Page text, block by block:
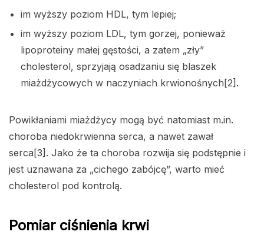
im wyższy poziom HDL, tym lepiej;
im wyższy poziom LDL, tym gorzej, ponieważ
lipoproteiny małej gęstości, a zatem „zły”
cholesterol, sprzyjają osadzaniu się blaszek
miażdżycowych w naczyniach krwionośnych[2].
Powikłaniami miażdżycy mogą być natomiast m.in.
choroba niedokrwienna serca, a nawet zawał
serca[3]. Jako że ta choroba rozwija się podstępnie i
jest uznawana za „cichego zabójcę”, warto mieć
cholesterol pod kontrolą.
Pomiar ciśnienia krwi